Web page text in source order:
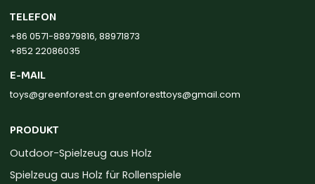
TELEFON
+86 0571-88979816, 88971873
+852 22086035
E-MAIL
toys@greenforest.cn greenforesttoys@gmail.com
PRODUKT
Outdoor-Spielzeug aus Holz
Spielzeug aus Holz für Rollenspiele